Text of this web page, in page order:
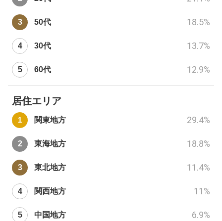
50代 18.5%
30代 13.7%
60代 12.9%
居住エリア
関東地方 29.4%
東海地方 18.8%
東北地方 11.4%
関西地方 11%
中国地方 6.9%